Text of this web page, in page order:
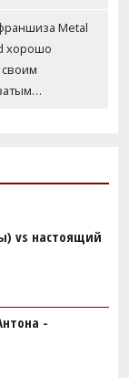
vs настоящий
-
Metal
хорошо